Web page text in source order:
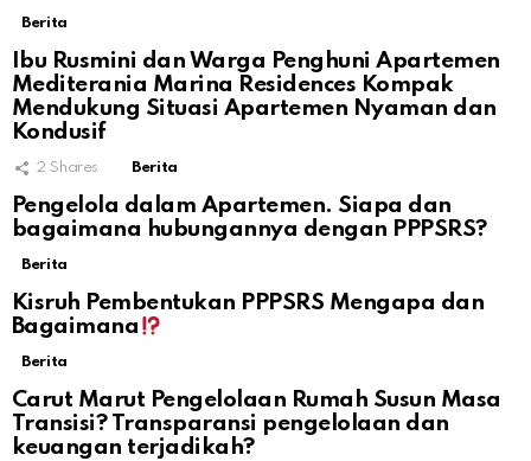
Berita
Ibu Rusmini dan Warga Penghuni Apartemen
Mediterania Marina Residences Kompak
Mendukung Situasi Apartemen Nyaman dan
Kondusif
2 Shares Berita
Pengelola dalam Apartemen. Siapa dan
bagaimana hubungannya dengan PPPSRS?
Berita
Kisruh Pembentukan PPPSRS Mengapa dan
Bagaimana
Berita
Carut Marut Pengelolaan Rumah Susun Masa
Transisi? Transparansi pengelolaan dan
keuangan terjadikah?